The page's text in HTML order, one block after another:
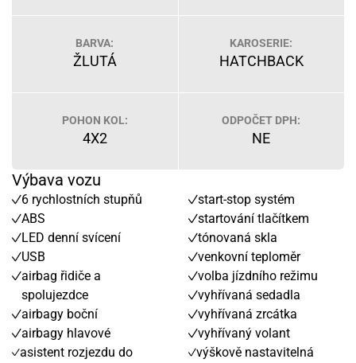
BARVA:
ŽLUTÁ
KAROSERIE:
HATCHBACK
POHON KOL:
4X2
ODPOČET DPH:
NE
Výbava vozu
6 rychlostních stupňů
ABS
LED denní svícení
USB
airbag řidiče a
spolujezdce
airbagy boční
airbagy hlavové
asistent rozjezdu do
start-stop systém
startování tlačítkem
tónovaná skla
venkovní teploměr
volba jízdního režimu
vyhřívaná sedadla
vyhřívaná zrcátka
vyhřívaný volant
výškově nastavitelná